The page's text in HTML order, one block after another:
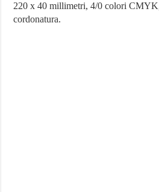
220 x 40 millimetri, 4/0 colori
cordonatura.